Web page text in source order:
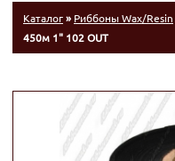
Каталог» Риббоны Wax/Resin
450м 1" 102 OUT